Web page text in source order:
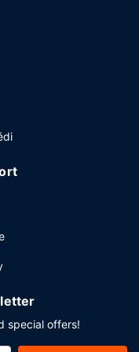
nápoje,
všední dny od 6:30
s nepřetržitým
novin ve vestibulu.
v 3 zasedacích
poskytovány tyto
letiště (k dispozici
special offers!